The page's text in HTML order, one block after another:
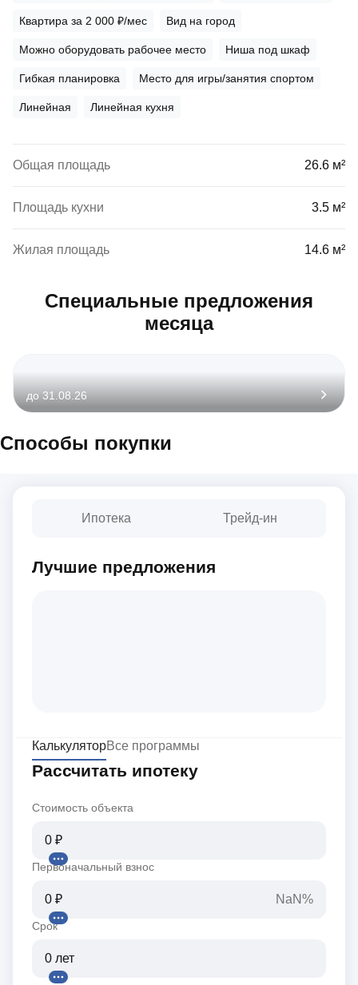
Квартира за 2 000 ₽/мес Вид на город
Можно оборудовать рабочее место Ниша под шкаф
Гибкая планировка Место для игры/занятия спортом
Линейная Линейная кухня
Общая площадь 26.6 м²
Площадь кухни 3.5 м²
Жилая площадь 14.6 м²
Специальные предложения
месяца
до 31.08.26
Способы покупки
Ипотека Трейд-ин
Лучшие предложения
КалькуляторВсе программы
Рассчитать ипотеку
Стоимость объекта
Первоначальный взнос
NaN%
Срок